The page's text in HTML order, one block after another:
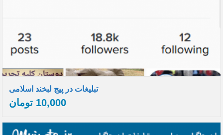
تبلیغات در پیج لبخند اسلامی
10,000 تومان